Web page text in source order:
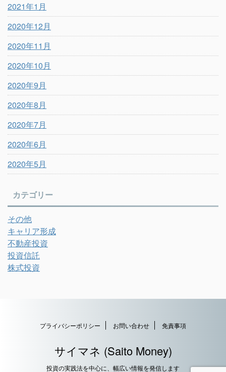
2021年1月
2020年12月
2020年11月
2020年10月
2020年9月
2020年8月
2020年7月
2020年6月
2020年5月
カテゴリー
その他
キャリア形成
不動産投資
投資信託
株式投資
プライバシーポリシー お問い合わせ 免責事項
サイマネ (Saito Money)
投資の実践法を中心に、幅広い情報を発信します